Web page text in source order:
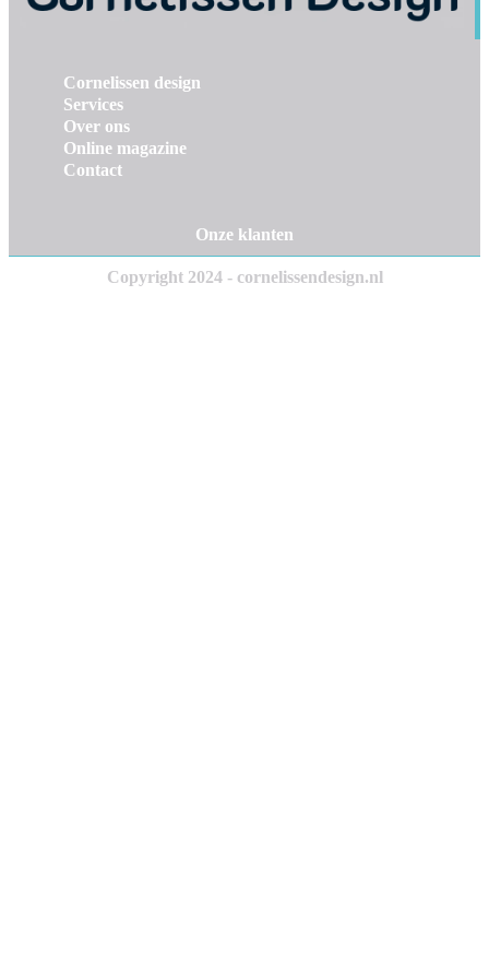
Cornelissen design
Services
Over ons
Online magazine
Contact
Onze klanten
Copyright 2024 - cornelissendesign.nl